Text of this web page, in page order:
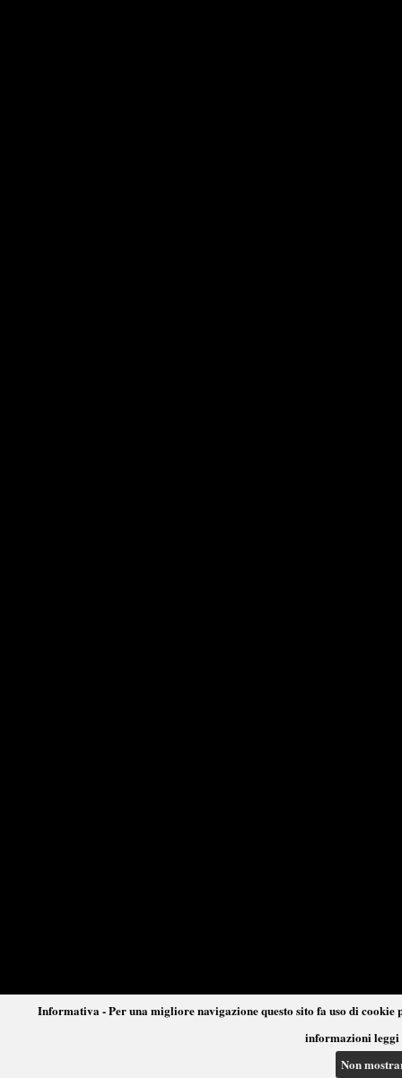
Informativa - Per una migliore navigazione questo sito fa uso di
informazioni leggi
Non